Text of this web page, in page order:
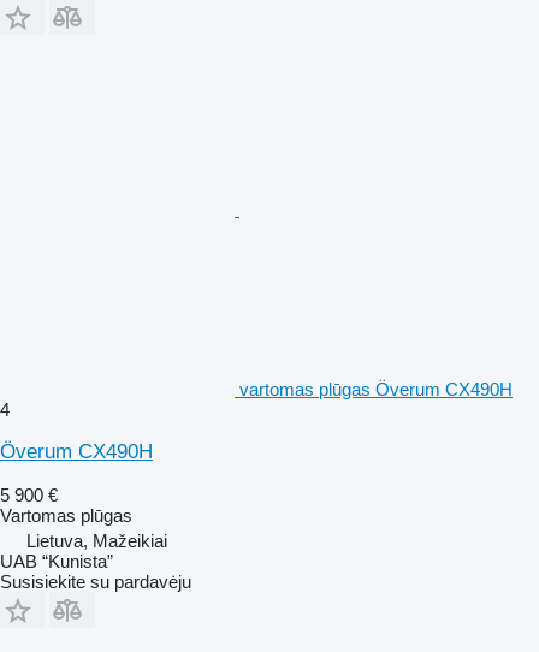
vartomas plūgas Överum CX490H
4
Överum CX490H
5 900 €
Vartomas plūgas
Lietuva, Mažeikiai
UAB “Kunista”
Susisiekite su pardavėju